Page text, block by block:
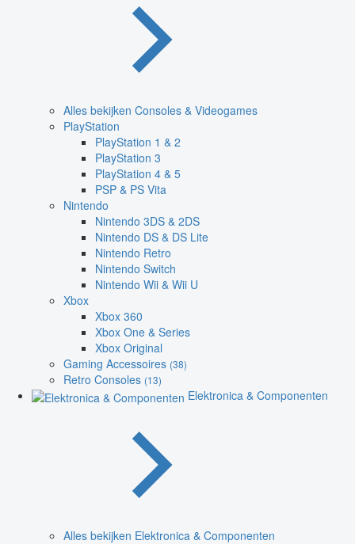
Alles bekijken Consoles & Videogames
PlayStation
PlayStation 1 & 2
PlayStation 3
PlayStation 4 & 5
PSP & PS Vita
Nintendo
Nintendo 3DS & 2DS
Nintendo DS & DS Lite
Nintendo Retro
Nintendo Switch
Nintendo Wii & Wii U
Xbox
Xbox 360
Xbox One & Series
Xbox Original
Gaming Accessoires (38)
Retro Consoles (13)
Elektronica & Componenten
Alles bekijken Elektronica & Componenten